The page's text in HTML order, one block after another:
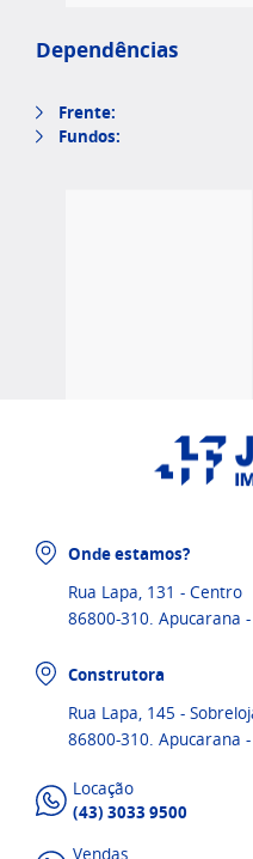
Dependências
Frente:
Fundos:
Onde estamos?
Rua Lapa, 131 - Centro
86800-310. Apucarana -
Construtora
Rua Lapa, 145 -
86800-310. Apucarana -
Locação
(43) 3033 9500
Vendas